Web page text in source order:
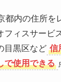
都内の住所を
フィスサービ
目黒区など 信
で使用できる